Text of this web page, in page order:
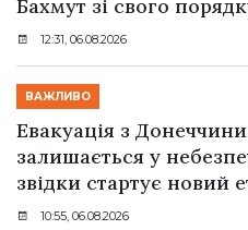
Бахмут зі свого
12:31, 06.08.2026
ВАЖЛИВО
Евакуація з
залишається у
звідки стартує новий
10:55, 06.08.2026